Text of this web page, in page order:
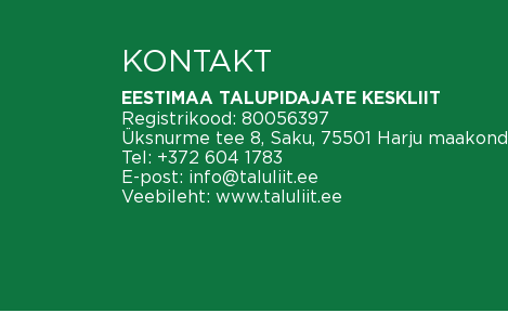
KONTAKT
EESTIMAA TALUPIDAJATE KESKLIIT
Registrikood: 80056397
Üksnurme tee 8, Saku, 75501 Harju maakond
Tel: +372 604 1783
E-post: info@taluliit.ee
Veebileht: www.taluliit.ee